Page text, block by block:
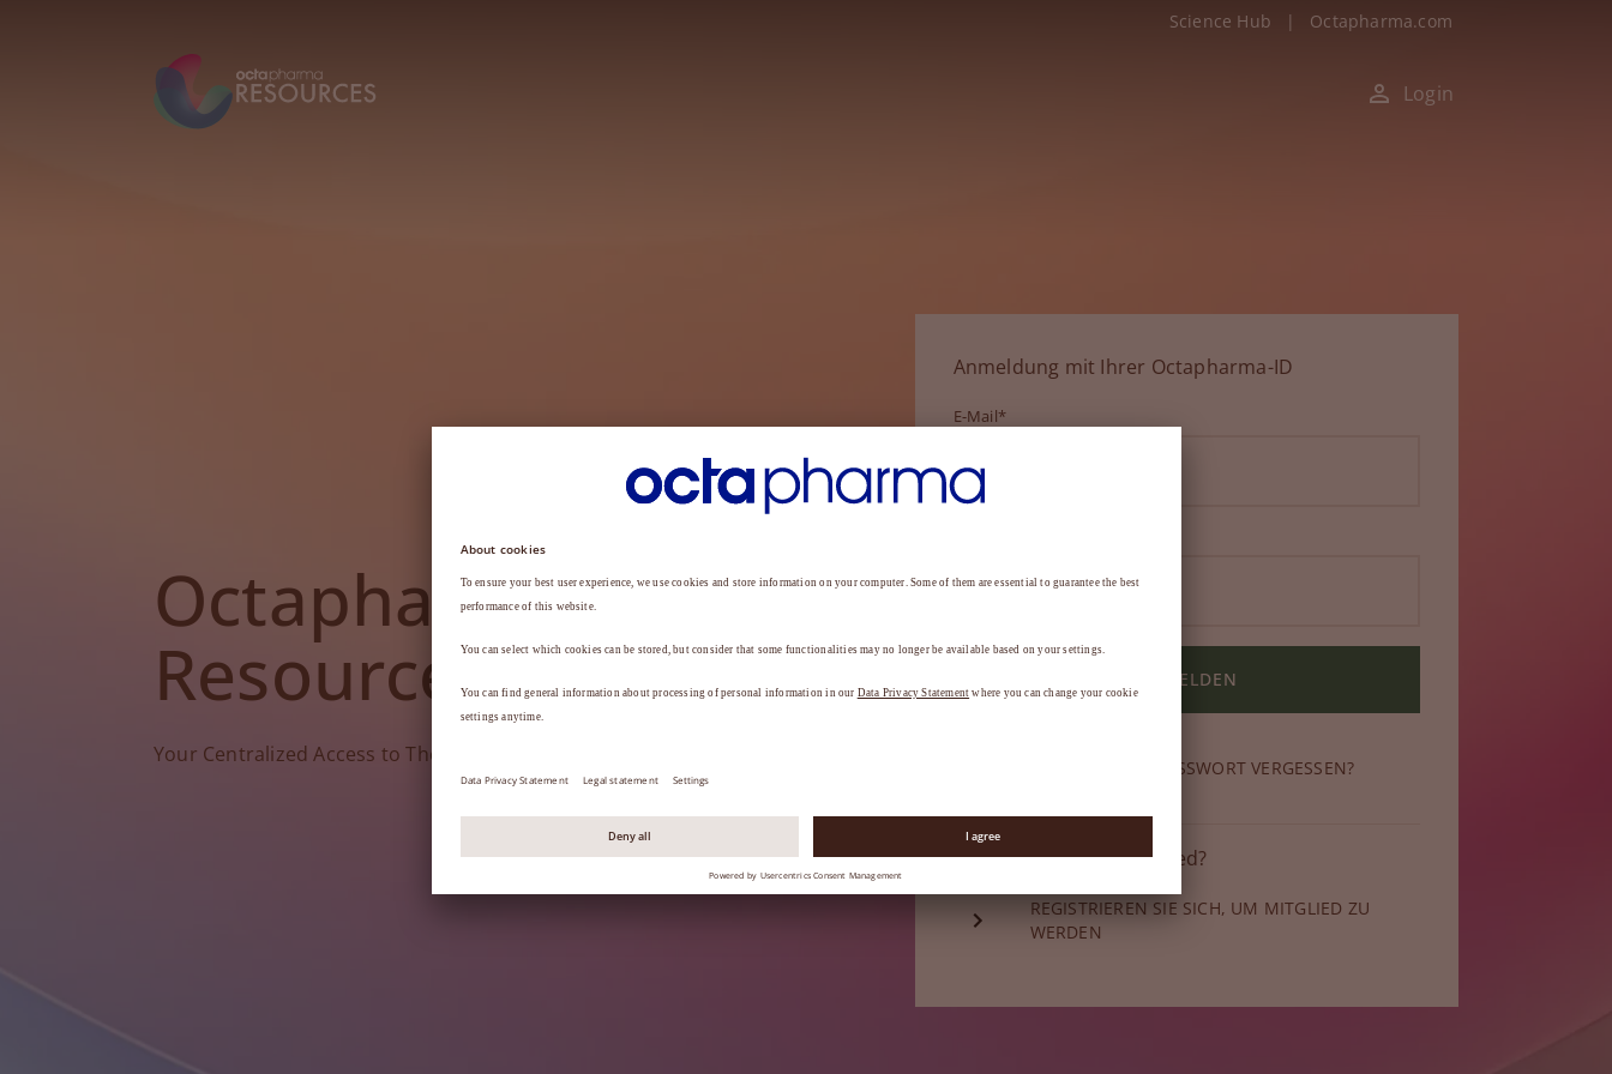
Science Hub | Octapharma.com
Login
Octapharma
Resources
Your Centralized Access to Therapy Tools.
Anmeldung mit Ihrer Octapharma-ID
E-Mail*
ANMELDEN
HABEN SIE IHR PASSWORT VERGESSEN?
Sie sind noch kein Mitglied?
REGISTRIEREN SIE SICH, UM MITGLIED ZU
WERDEN